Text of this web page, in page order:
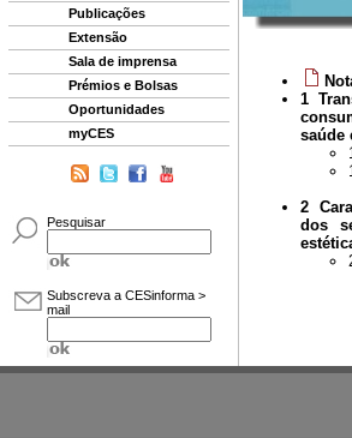
Publicações
Extensão
Sala de imprensa
Prémios e Bolsas
Oportunidades
myCES
Pesquisar
Subscreva a CESinforma >
mail